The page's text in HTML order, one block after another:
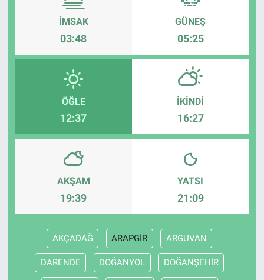
İMSAK
03:48
GÜNEŞ
05:25
ÖĞLE
12:37
İKINDI
16:27
AKŞAM
19:39
YATSI
21:09
AKÇADAĞ ARAPGİR ARGUVAN
DARENDE DOĞANYOL DOĞANŞEHİR